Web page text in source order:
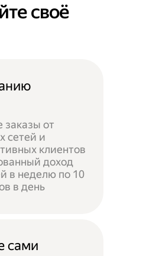
своё
заказы от
сетей и
клиентов
доход
в неделю по 10
в день
сами